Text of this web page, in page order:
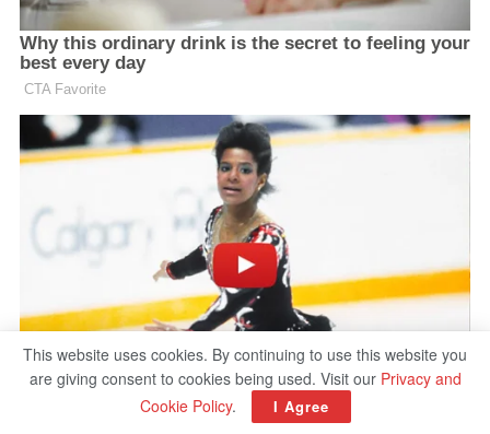
This website uses cookies. By continuing to use this website you
are giving consent to cookies being used. Visit our Privacy and
Cookie Policy. I Agree